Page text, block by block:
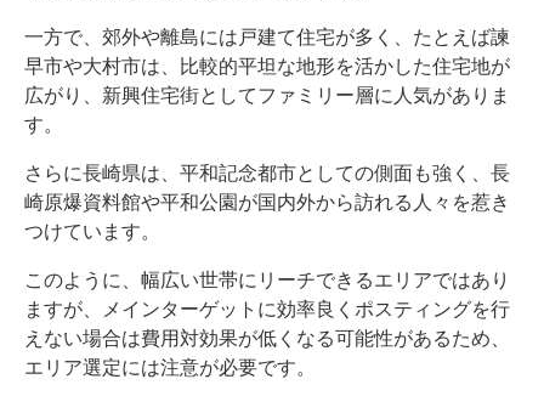
一方で、郊外や離島には戸建て住宅が多く、たとえば諫
早市や大村市は、比較的平坦な地形を活かした住宅地が
広がり、新興住宅街としてファミリー層に人気がありま
す。
さらに長崎県は、平和記念都市としての側面も強く、長
崎原爆資料館や平和公園が国内外から訪れる人々を惹き
つけています。
このように、幅広い世帯にリーチできるエリアではあり
ますが、メインターゲットに効率良くポスティングを行
えない場合は費用対効果が低くなる可能性があるため、
エリア選定には注意が必要です。